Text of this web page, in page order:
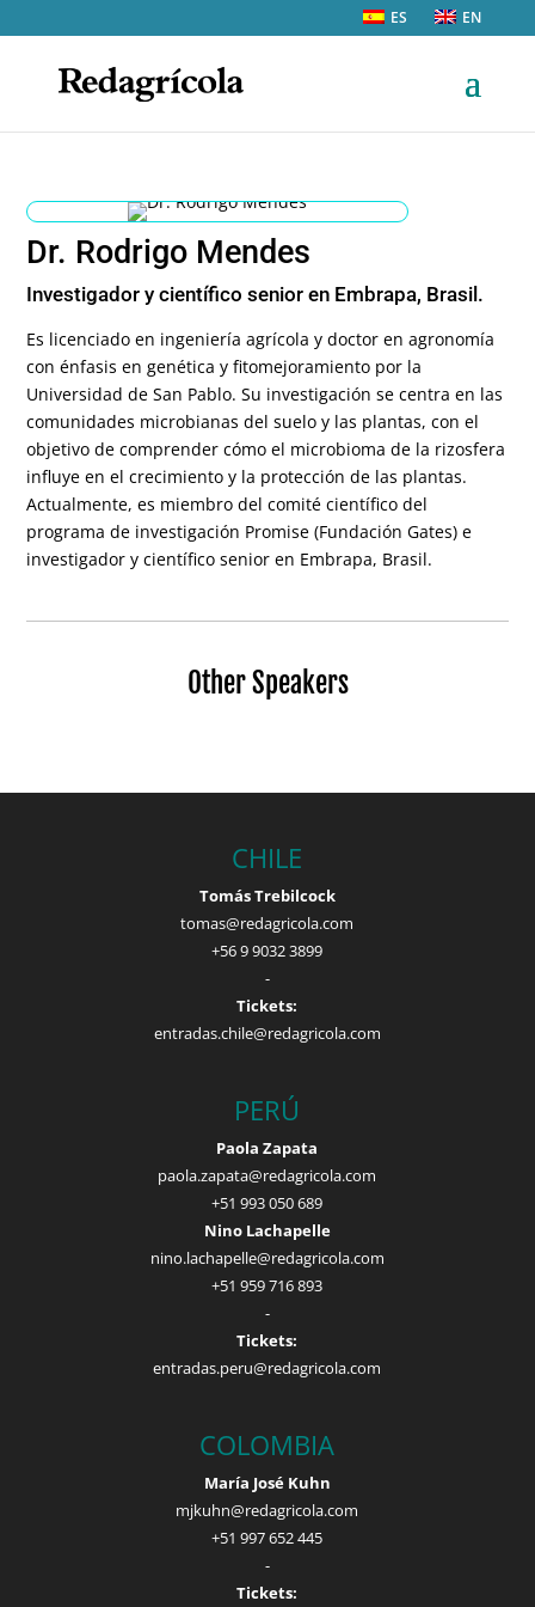
ES EN
Dr. Rodrigo Mendes
Investigador y científico senior en Embrapa, Brasil.
Es licenciado en ingeniería agrícola y doctor en agronomía
con énfasis en genética y fitomejoramiento por la
Universidad de San Pablo. Su investigación se centra en las
comunidades microbianas del suelo y las plantas, con el
objetivo de comprender cómo el microbioma de la rizosfera
influye en el crecimiento y la protección de las plantas.
Actualmente, es miembro del comité científico del
programa de investigación Promise (Fundación Gates) e
investigador y científico senior en Embrapa, Brasil.
Other Speakers
CHILE
Tomás Trebilcock
tomas@redagricola.com
+56 9 9032 3899
-
Tickets:
entradas.chile@redagricola.com
PERÚ
Paola Zapata
paola.zapata@redagricola.com
+51 993 050 689
Nino Lachapelle
nino.lachapelle@redagricola.com
+51 959 716 893
-
Tickets:
entradas.peru@redagricola.com
COLOMBIA
María José Kuhn
mjkuhn@redagricola.com
+51 997 652 445
-
Tickets: